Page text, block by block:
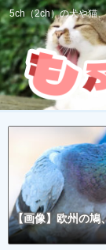
5ch（2ch）の犬や猫
【画像】欧州の鳩